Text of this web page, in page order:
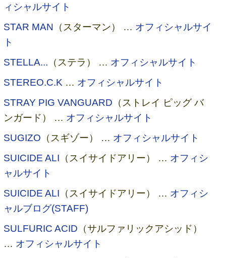
ィシャルサイト
STAR MAN （スターマン） … オフィシャルサイ
ト
STELLA... （ステラ） … オフィシャルサイト
STEREO.C.K … オフィシャルサイト
STRAY PIG VANGUARD （ストレイ ピッグ バ
ンガード） … オフィシャルサイト
SUGIZO （スギゾー） … オフィシャルサイト
SUICIDE ALI （スイサイドアリー） … オフィシ
ャルサイト
SUICIDE ALI （スイサイドアリー） … オフィシ
ャルブログ(STAFF)
SULFURIC ACID （サルファリックアシッド）
… オフィシャルサイト